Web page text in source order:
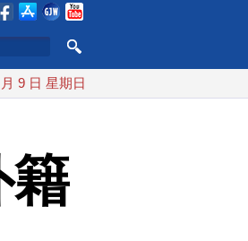
中東局勢動盪 土耳其沙特巴基斯坦誓
9 日 星期日
籍